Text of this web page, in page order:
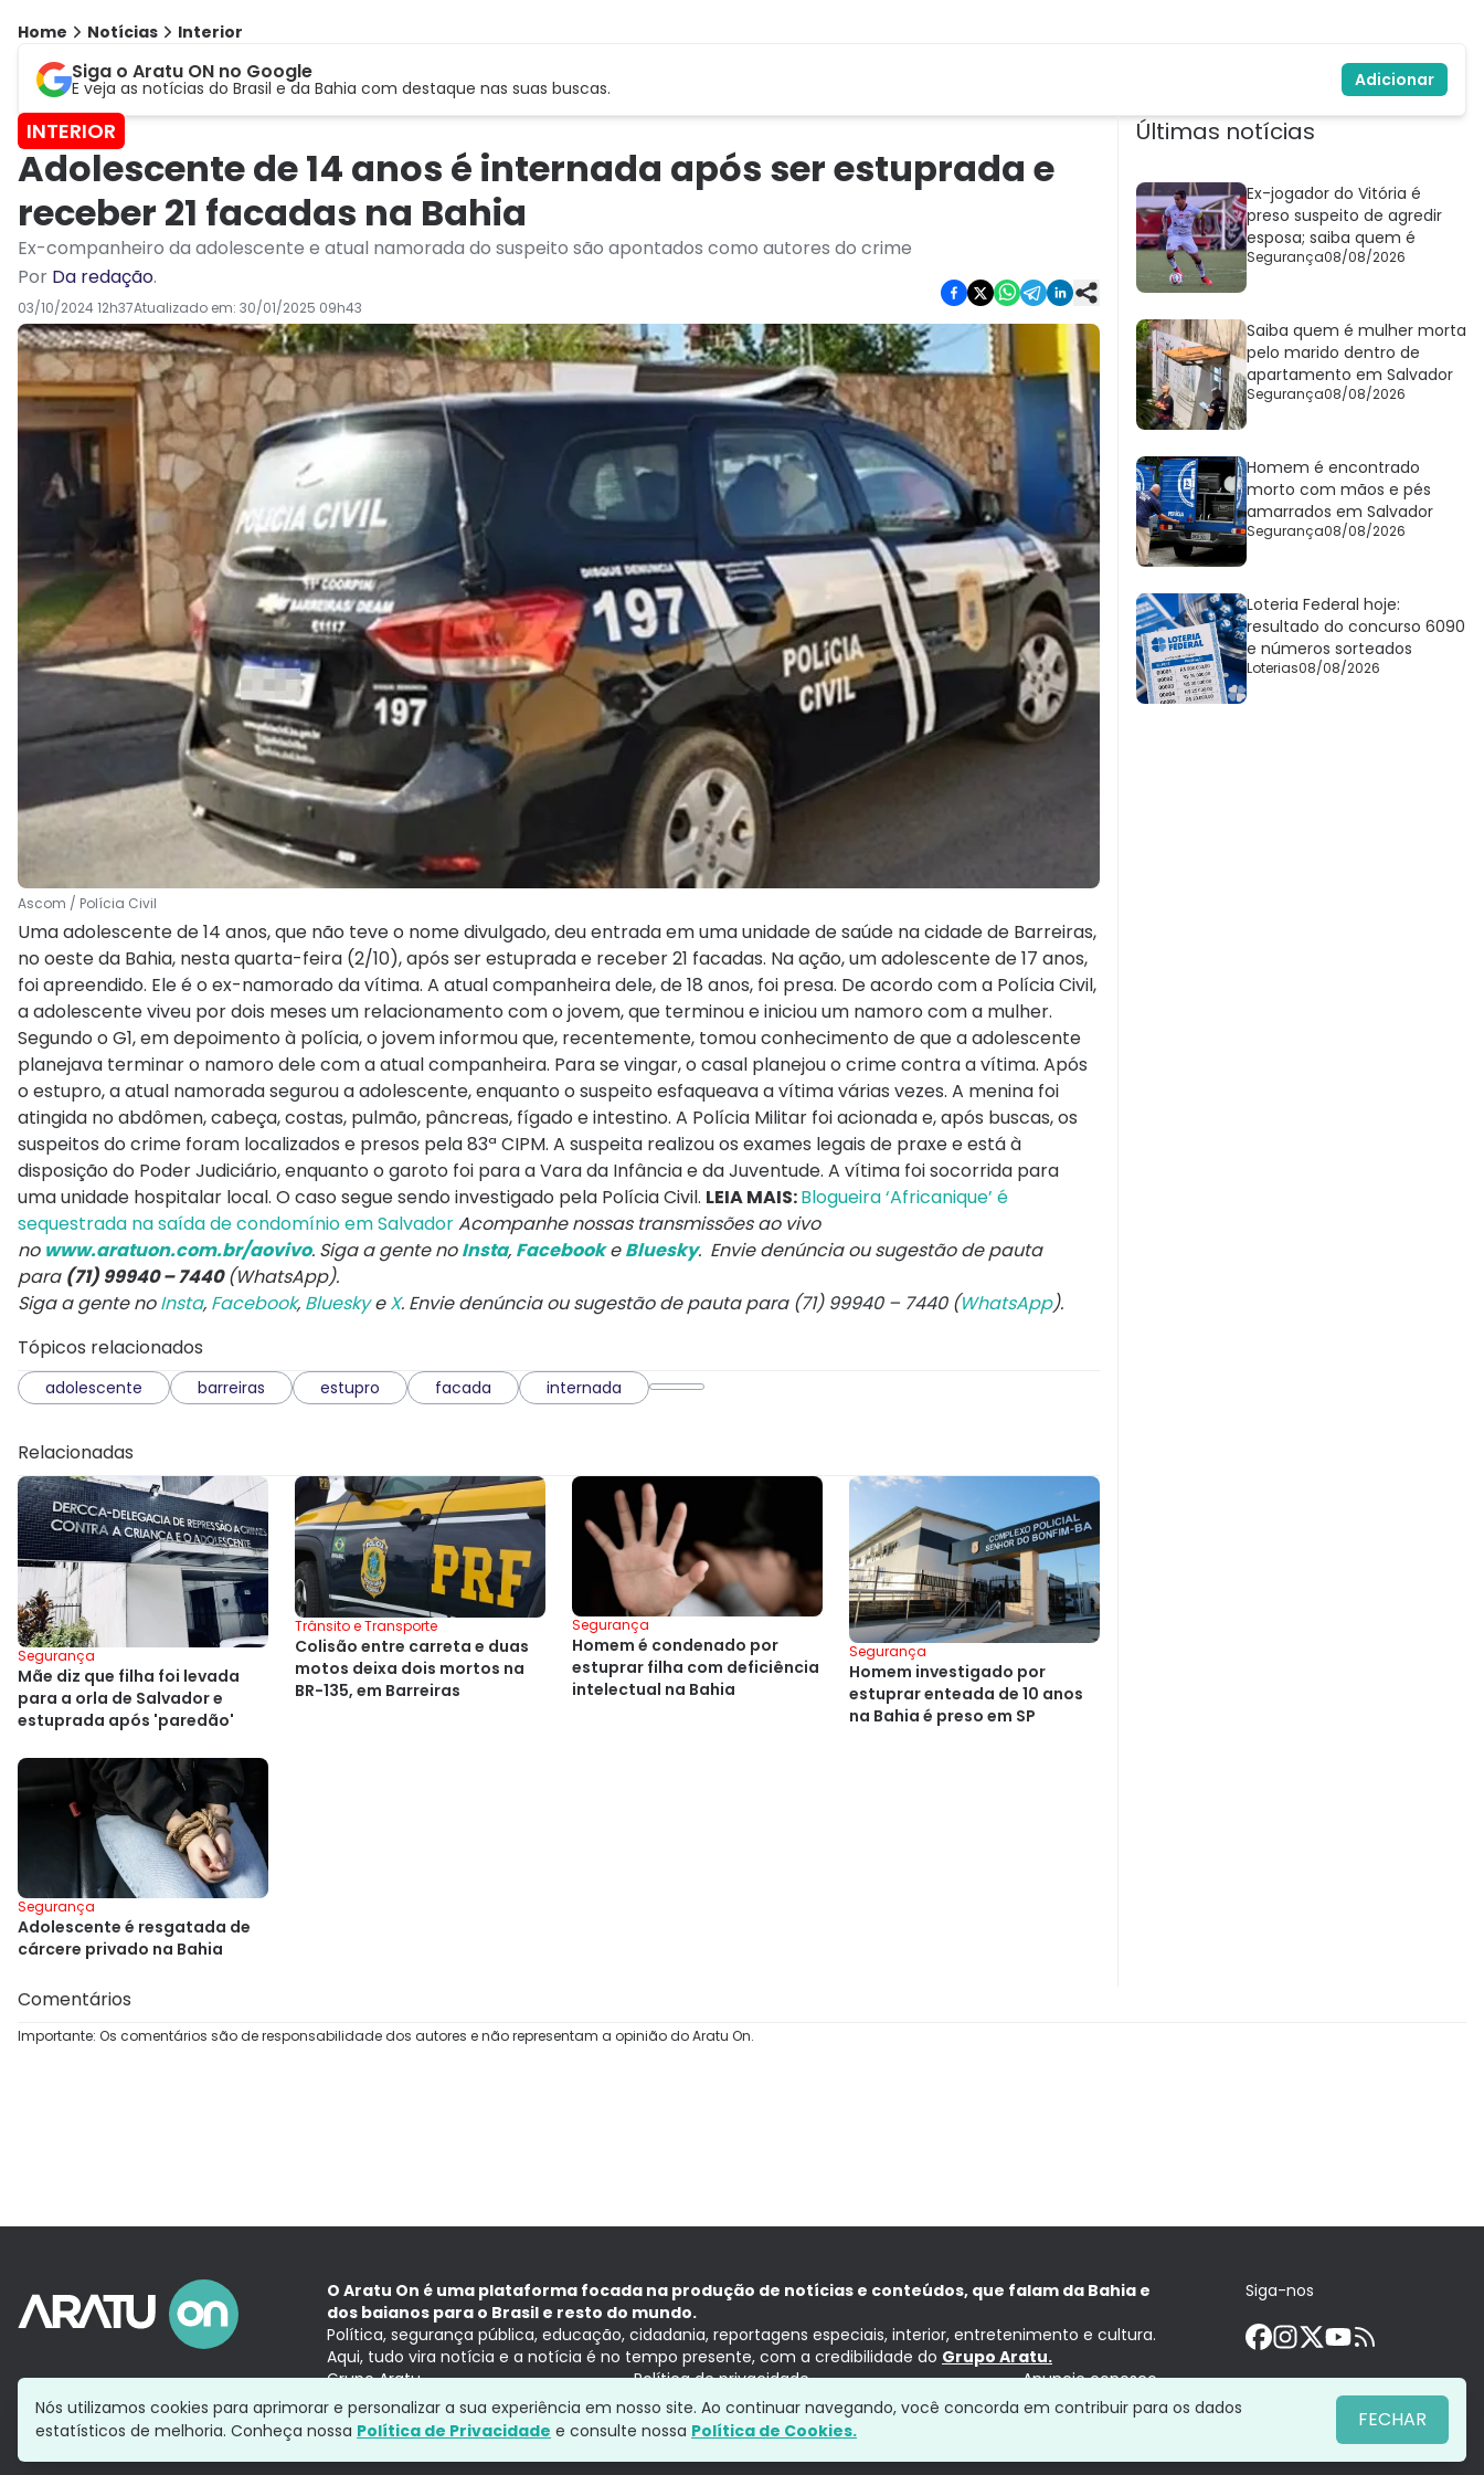
Home Notícias Interior
Siga o Aratu ON no Google
E veja as notícias do Brasil e da Bahia com destaque nas suas buscas. Adicionar
INTERIOR
Adolescente de 14 anos é internada após ser estuprada e
receber 21 facadas na Bahia
Ex-companheiro da adolescente e atual namorada do suspeito são apontados como autores do crime
Por Da redação.
03/10/2024 12h37Atualizado em: 30/01/2025 09h43
Ascom / Polícia Civil
Uma adolescente de 14 anos, que não teve o nome divulgado, deu entrada em uma unidade de saúde na cidade de Barreiras,
no oeste da Bahia, nesta quarta-feira (2/10), após ser estuprada e receber 21 facadas. Na ação, um adolescente de 17 anos,
foi apreendido. Ele é o ex-namorado da vítima. A atual companheira dele, de 18 anos, foi presa. De acordo com a Polícia Civil,
a adolescente viveu por dois meses um relacionamento com o jovem, que terminou e iniciou um namoro com a mulher.
Segundo o G1, em depoimento à polícia, o jovem informou que, recentemente, tomou conhecimento de que a adolescente
planejava terminar o namoro dele com a atual companheira. Para se vingar, o casal planejou o crime contra a vítima. Após
o estupro, a atual namorada segurou a adolescente, enquanto o suspeito esfaqueava a vítima várias vezes. A menina foi
atingida no abdômen, cabeça, costas, pulmão, pâncreas, fígado e intestino. A Polícia Militar foi acionada e, após buscas, os
suspeitos do crime foram localizados e presos pela 83ª CIPM. A suspeita realizou os exames legais de praxe e está à
disposição do Poder Judiciário, enquanto o garoto foi para a Vara da Infância e da Juventude. A vítima foi socorrida para
uma unidade hospitalar local. O caso segue sendo investigado pela Polícia Civil. LEIA MAIS:Blogueira ‘Africanique’ é
sequestrada na saída de condomínio em SalvadorAcompanhe nossas transmissões ao vivo
no www.aratuon.com.br/aovivo. Siga a gente noInsta, FacebookeBluesky. Envie denúncia ou sugestão de pauta
para (71) 99940 – 7440(WhatsApp).
Siga a gente noInsta, Facebook, BlueskyeX. Envie denúncia ou sugestão de pauta para (71) 99940 – 7440 (WhatsApp).
Tópicos relacionados
adolescente barreiras estupro facada internada
Relacionadas
Segurança
Mãe diz que filha foi levada
para a orla de Salvador e
estuprada após 'paredão'
Trânsito e Transporte
Colisão entre carreta e duas
motos deixa dois mortos na
BR-135, em Barreiras
Segurança
Homem é condenado por
estuprar filha com deficiência
intelectual na Bahia
Segurança
Homem investigado por
estuprar enteada de 10 anos
na Bahia é preso em SP
Segurança
Adolescente é resgatada de
cárcere privado na Bahia
Últimas notícias
Ex-jogador do Vitória é
preso suspeito de agredir
esposa; saiba quem é
Segurança08/08/2026
Saiba quem é mulher morta
pelo marido dentro de
apartamento em Salvador
Segurança08/08/2026
Homem é encontrado
morto com mãos e pés
amarrados em Salvador
Segurança08/08/2026
Loteria Federal hoje:
resultado do concurso 6090
e números sorteados
Loterias08/08/2026
Comentários
Importante: Os comentários são de responsabilidade dos autores e não representam a opinião do Aratu On.
O Aratu On é uma plataforma focada na produção de notícias e conteúdos, que falam da Bahia e
dos baianos para o Brasil e resto do mundo.
Política, segurança pública, educação, cidadania, reportagens especiais, interior, entretenimento e cultura.
Aqui, tudo vira notícia e a notícia é no tempo presente, com a credibilidade do Grupo Aratu.
Grupo Aratu
Política de privacidade Anuncie conosco
Siga-nos
Nós utilizamos cookies para aprimorar e personalizar a sua experiência em nosso site. Ao continuar navegando, você concorda em contribuir para os dados
estatísticos de melhoria. Conheça nossa Política de Privacidade e consulte nossa Política de Cookies. FECHAR